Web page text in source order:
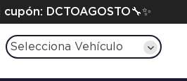
DCTOAGOSTO🔧✨
Selecciona Vehículo